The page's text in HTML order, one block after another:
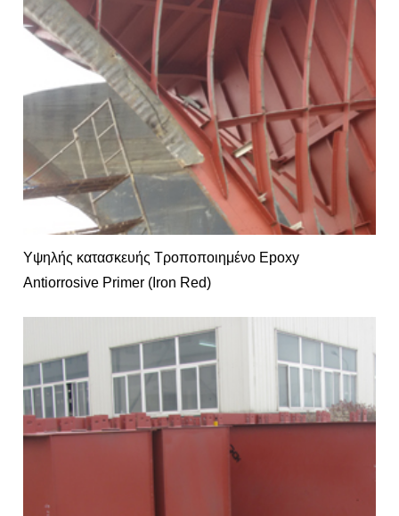
Υψηλής κατασκευής Τροποποιημένο Epoxy
Antiorrosive Primer (Iron Red)